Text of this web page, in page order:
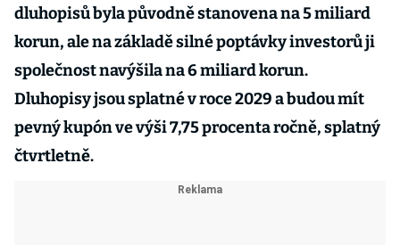
dluhopisů byla původně stanovena na 5 miliard
korun, ale na základě silné poptávky investorů ji
společnost navýšila na 6 miliard korun.
Dluhopisy jsou splatné v roce 2029 a budou mít
pevný kupón ve výši 7,75 procenta ročně, splatný
čtvrtletně.